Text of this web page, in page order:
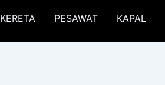
KERETA PESAWAT KAPAL